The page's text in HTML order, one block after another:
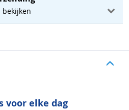
bekijken
voor elke dag